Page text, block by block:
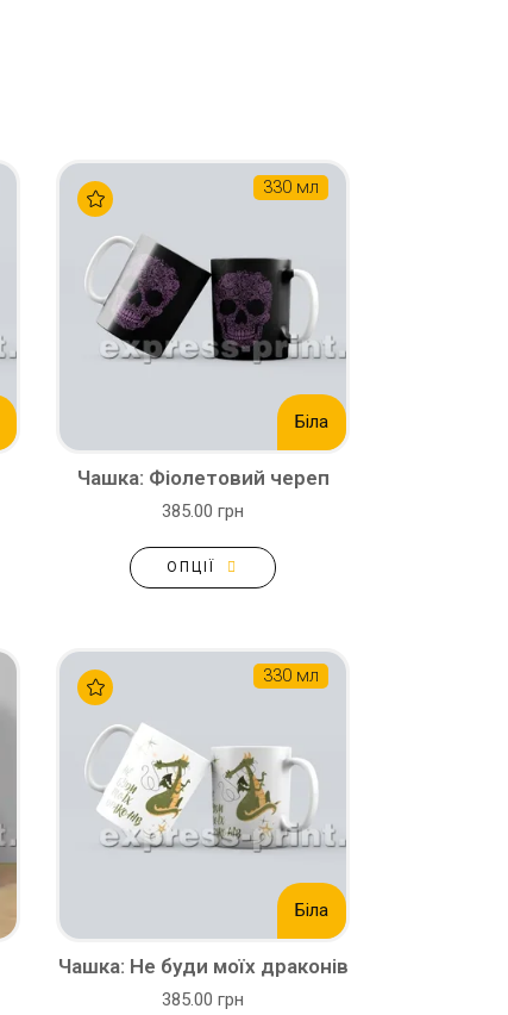
330 мл
Біла
Чашка: Фіолетовий череп
385.00 грн
ОПЦІЇ
330 мл
Біла
Чашка: Не буди моїх драконів
385.00 грн